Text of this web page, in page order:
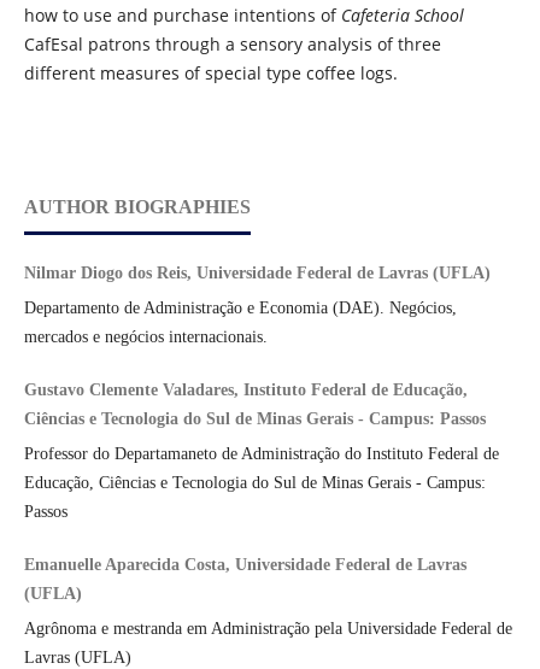
how to use and purchase intentions of Cafeteria School
CafEsal patrons through a sensory analysis of three
different measures of special type coffee logs.
AUTHOR BIOGRAPHIES
Nilmar Diogo dos Reis, Universidade Federal de Lavras (UFLA)
Departamento de Administração e Economia (DAE). Negócios,
mercados e negócios internacionais.
Gustavo Clemente Valadares, Instituto Federal de Educação,
Ciências e Tecnologia do Sul de Minas Gerais - Campus: Passos
Professor do Departamaneto de Administração do Instituto Federal de
Educação, Ciências e Tecnologia do Sul de Minas Gerais - Campus:
Passos
Emanuelle Aparecida Costa, Universidade Federal de Lavras
(UFLA)
Agrônoma e mestranda em Administração pela Universidade Federal de
Lavras (UFLA)